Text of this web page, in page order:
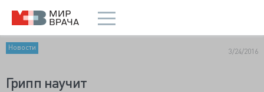
Новости 3/24/2016
Грипп научит